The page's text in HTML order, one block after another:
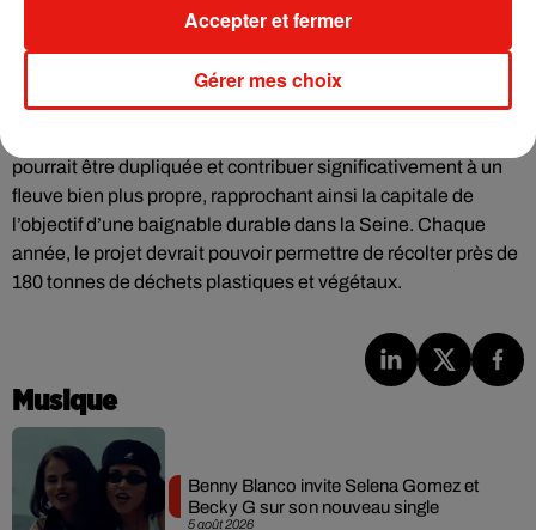
prouesse déjà réalisée à l’occasion des Jeux Olympiques. Le
rideau de bulles compte ainsi parmi les efforts réalisés par la
Ville de Paris, en plus des initiatives de sensibilisation à la
propreté et à la gestion des déchets.
pourrait être dupliquée et contribuer significativement à un
fleuve bien plus propre, rapprochant ainsi la capitale de
l’objectif d’une baignable durable dans la Seine. Chaque
année, le projet devrait pouvoir permettre de récolter près de
180 tonnes de déchets plastiques et végétaux.
Musique
5 août 2026
Benny Blanco invite Selena Gomez et
Becky G sur son nouveau single
Gérer mes choix
Accepter et fermer